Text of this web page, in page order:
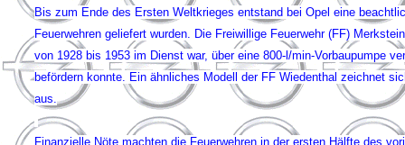
Bis zum Ende des Ersten Weltkrieges entstand bei Opel eine
Feuerwehren geliefert wurden. Die Freiwillige Feuerwehr (FF)
von 1928 bis 1953 im Dienst war, über eine 800-l/min-Vorbaupumpe
befördern konnte. Ein ähnliches Modell der FF Wiedenthal zeichnet
aus.
Finanzielle Nöte machten die Feuerwehren in der ersten Hälfte des